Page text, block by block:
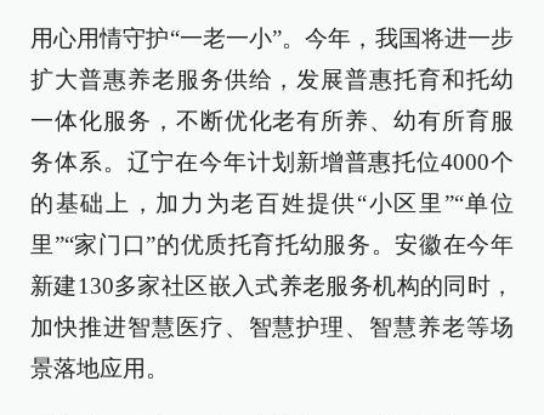
用心用情守护“一老一小”。今年，我国将进一步
扩大普惠养老服务供给，发展普惠托育和托幼
一体化服务，不断优化老有所养、幼有所育服
务体系。辽宁在今年计划新增普惠托位4000个
的基础上，加力为老百姓提供“小区里”“单位
里”“家门口”的优质托育托幼服务。安徽在今年
新建130多家社区嵌入式养老服务机构的同时，
加快推进智慧医疗、智慧护理、智慧养老等场
景落地应用。